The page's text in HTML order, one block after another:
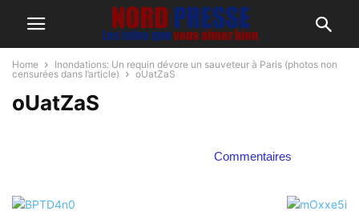
Home
Inondations: Un requin dévore un sauveteur à Paris (photos non
censurées dans l’article)
oUatZaS
oUatZaS
Commentaires